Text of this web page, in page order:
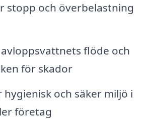
stopp och överbelastning
flöde och
för skador
hygienisk och säker miljö i
företag